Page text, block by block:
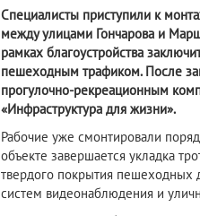
Специалисты приступили к
между улицами Гончарова и
рамках благоустройства
пешеходным трафиком. После
прогулочно-рекреационным
«Инфраструктура для жизни».
Рабочие уже смонтировали
объекте завершается укладка
твердого покрытия
систем видеонаблюдения и